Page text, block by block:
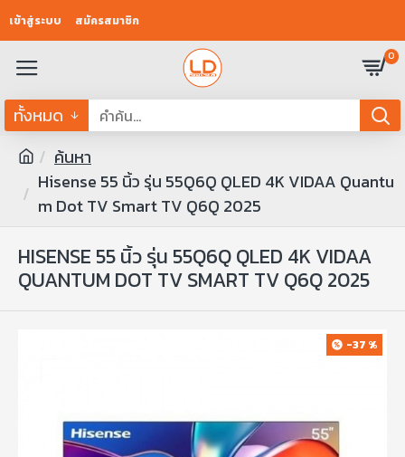
เข้าสู่ระบบ สมัครสมาชิก
0
ทั้งหมด
ค้นหา
Hisense 55 นิ้ว รุ่น 55Q6Q QLED 4K VIDAA Quantu
m Dot TV Smart TV Q6Q 2025
HISENSE 55 นิ้ว รุ่น 55Q6Q QLED 4K VIDAA
QUANTUM DOT TV SMART TV Q6Q 2025
-37 %